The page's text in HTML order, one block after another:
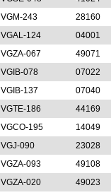
VGM-243 28160
VGAL-124 04001
VGZA-067 49071
VGIB-078 07022
VGIB-137 07040
VGTE-186 44169
VGCO-195 14049
VGJ-090 23028
VGZA-093 49108
VGZA-020 49023